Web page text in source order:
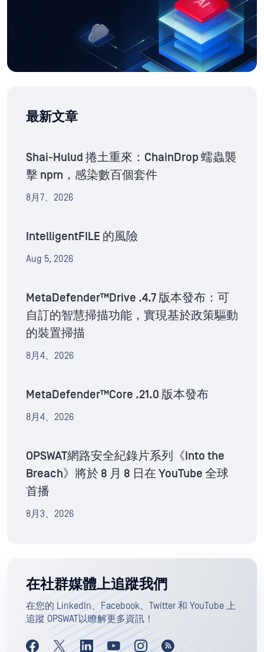
最新文章
Shai-Hulud 捲土重來：ChainDrop 蠕蟲襲
擊 npm，感染數百個套件
8月7、2026
IntelligentFILE 的風險
Aug 5, 2026
MetaDefender™Drive .4.7 版本發布：可
自訂的智慧掃描功能，實現基於政策驅動
的裝置掃描
8月4、2026
MetaDefender™Core .21.0 版本發布
8月4、2026
OPSWAT網路安全紀錄片系列《Into the
Breach》將於 8 月 8 日在 YouTube 全球
首播
8月3、2026
在社群媒體上追蹤我們
在您的 LinkedIn、Facebook、Twitter 和 YouTube 上
追蹤 OPSWAT以瞭解更多資訊！